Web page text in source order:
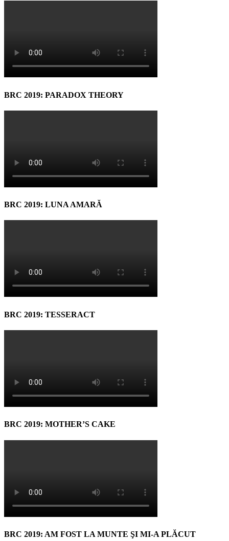
BRC 2019: PARADOX THEORY
BRC 2019: LUNA AMARĂ
BRC 2019: TESSERACT
BRC 2019: MOTHER’S CAKE
BRC 2019: AM FOST LA MUNTE ŞI MI-A PLĂCUT